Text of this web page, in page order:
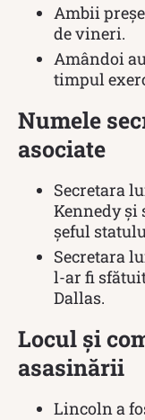
Ambii
de vineri.
Amândoi
timpul
Numele
asociate
Secretara
Kennedy și
șeful
Secretara
l-ar fi
Dallas.
Locul și
asasinării
Lincoln a